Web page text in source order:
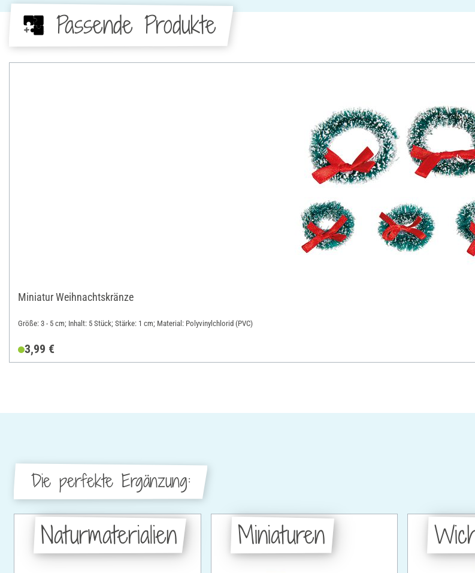
Passende Produkte
Miniatur Weihnachtskränze
Größe: 3 - 5 cm; Inhalt: 5 Stück; Stärke: 1 cm; Material: Polyvinylchlorid (PVC)
3,99 €
Die perfekte Ergänzung:
Naturmaterialien Miniaturen